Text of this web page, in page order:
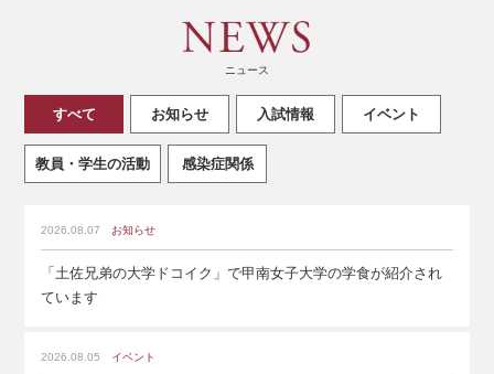
ニュース
すべて お知らせ 入試情報 イベント
教員・学生の活動 感染症関係
2026.08.07 お知らせ
「土佐兄弟の大学ドコイク」で甲南女子大学の学食が紹介され
ています
2026.08.05 イベント